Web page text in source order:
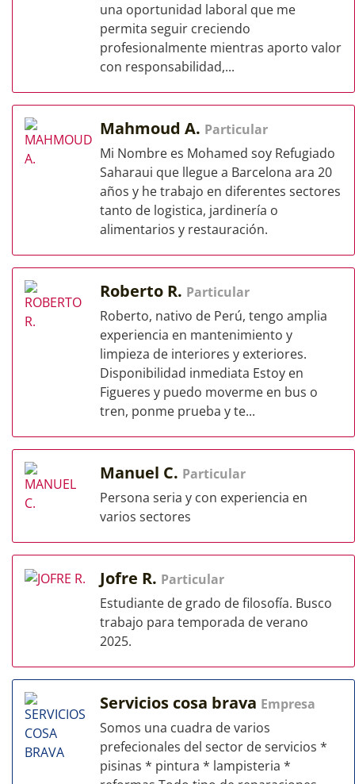
una oportunidad laboral que me
permita seguir creciendo
profesionalmente mientras aporto valor
con responsabilidad,...
Mahmoud A. Particular
Mi Nombre es Mohamed soy Refugiado
Saharaui que llegue a Barcelona ara 20
años y he trabajo en diferentes sectores
tanto de logistica, jardinería o
alimentarios y restauración.
Roberto R. Particular
Roberto, nativo de Perú, tengo amplia
experiencia en mantenimiento y
limpieza de interiores y exteriores.
Disponibilidad inmediata Estoy en
Figueres y puedo moverme en bus o
tren, ponme prueba y te...
Manuel C. Particular
Persona seria y con experiencia en
varios sectores
Jofre R. Particular
Estudiante de grado de filosofía. Busco
trabajo para temporada de verano
2025.
Servicios cosa brava Empresa
Somos una cuadra de varios
prefecionales del sector de servicios *
pisinas * pintura * lampisteria *